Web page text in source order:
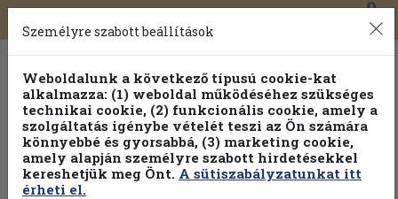
Toggle
navigation
0
Válogasson több mint 30 000 kötet közül
Hobbi témakörökben20% kedvezménnyel!
Személyre szabott beállítások
Weboldalunk a következő típusú cookie-kat
alkalmazza: (1) weboldal működéséhez szükséges
technikai cookie, (2) funkcionális cookie, amely a
szolgáltatás igénybe vételét teszi az Ön számára
könnyebbé és gyorsabbá, (3) marketing cookie,
amely alapján személyre szabott hirdetésekkel
kereshetjük meg Önt. A sütiszabályzatunkat itt
érheti el.